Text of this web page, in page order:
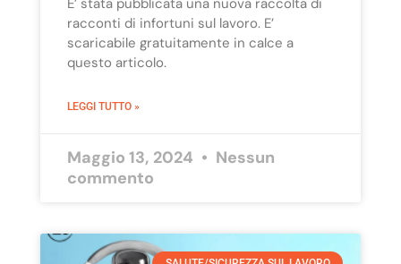
racconti di infortuni sul lavoro. E’
scaricabile gratuitamente in calce a
questo articolo.
LEGGI TUTTO »
Maggio 13, 2024
Nessun
commento